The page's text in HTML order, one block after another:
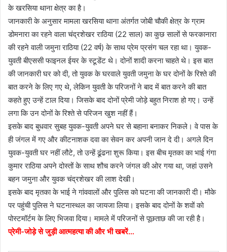
के खरसिया थाना क्षेत्र का है।
जानकारी के अनुसार मामला खरसिया थाना अंतर्गत जोबी चौकी क्षेत्र के ग्राम
डोमनारा का रहने वाला चंद्रशेखर राठिया (22 साल) का कुछ सालों से फरकानारा
की रहने वाली जमुना राठिया (22 वर्ष) के साथ प्रेम प्रसंग चल रहा था। युवक-
युवती बीएससी फाइनल ईयर के स्टूडेंट थे। दोनों शादी करना चाहते थे। इस बात
की जानकारी घर को दी, तो युवक के घरवाले युवती जमुना के घर दोनों के रिश्ते की
बात करने के लिए गए थे, लेकिन युवती के परिजनों ने बाद में बात करने की बात
कहते हुए उन्हें टाल दिया। जिसके बाद दोनों प्रेमी जोड़े बहुत निराश हो गए। उन्हें
लगा कि उन दोनों के रिश्ते से परिजन खुश नहीं हैं।
इसके बाद बुधवार सुबह युवक-युवती अपने घर से बहाना बनाकर निकले। वे पास के
ही जंगल में गए और कीटनाशक दवा का सेवन कर अपनी जान दे दी। अगले दिन
युवक-युवती घर नहीं लौटे, तो उन्हें ढूंढना शुरू किया। इस बीच मृतका का भाई गंगा
कुमार राठिया अपने दोस्तों के साथ शौच करने जंगल की ओर गया था, जहां उसने
बहन जमुना और युवक चंद्रशेखर की लाश देखी।
इसके बाद मृतका के भाई ने गांववालों और पुलिस को घटना की जानकारी दी। मौके
पर पहुंची पुलिस ने घटनास्थल का जायजा लिया। इसके बाद दोनों के शवों को
पोस्टमॉर्टम के लिए भिजवा दिया। मामले में परिजनों से पूछताछ की जा रही है।
प्रेमी-जोड़े से जुड़ी आत्महत्या की और भी खबरें…